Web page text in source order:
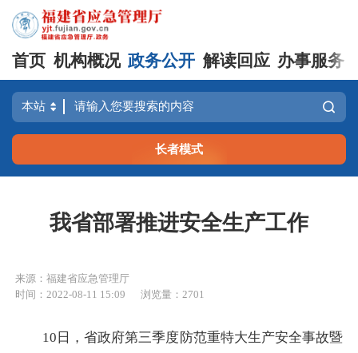
首页 机构概况 政务公开 解读回应 办事服务
长者模式
我省部署推进安全生产工作
来源：福建省应急管理厅
时间：2022-08-11 15:09
浏览量：2701
10日，省政府第三季度防范重特大生产安全事故暨